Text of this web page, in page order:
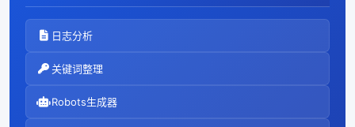
日志分析
关键词整理
Robots生成器